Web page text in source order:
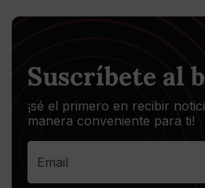
Suscríbete al
¡sé el primero en recibir
manera conveniente para ti!